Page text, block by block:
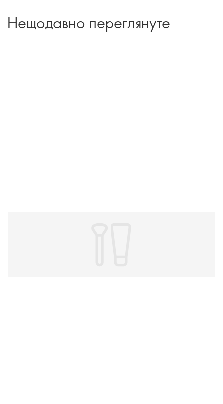
Нещодавно переглянуте